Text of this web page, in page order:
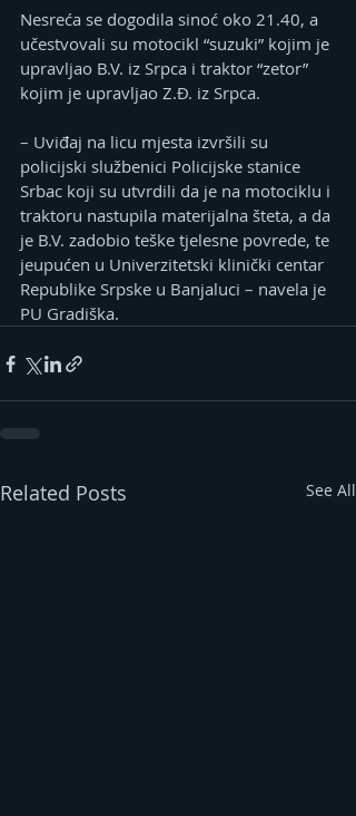
Nesreća se dogodila sinoć oko 21.40, a
učestvovali su motocikl “suzuki” kojim je
upravljao B.V. iz Srpca i traktor “zetor”
kojim je upravljao Z.Đ. iz Srpca.
– Uviđaj na licu mjesta izvršili su
policijski službenici Policijske stanice
Srbac koji su utvrdili da je na motociklu i
traktoru nastupila materijalna šteta, a da
je B.V. zadobio teške tjelesne povrede, te
jeupućen u Univerzitetski klinički centar
Republike Srpske u Banjaluci – navela je
PU Gradiška.
Related Posts See All